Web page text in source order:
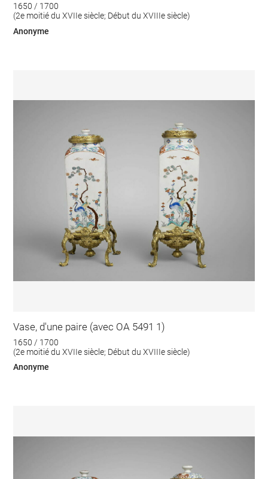
1650 / 1700
(2e moitié du XVIIe siècle; Début du XVIIIe siècle)
Anonyme
Vase, d'une paire (avec OA 5491 1)
1650 / 1700
(2e moitié du XVIIe siècle; Début du XVIIIe siècle)
Anonyme